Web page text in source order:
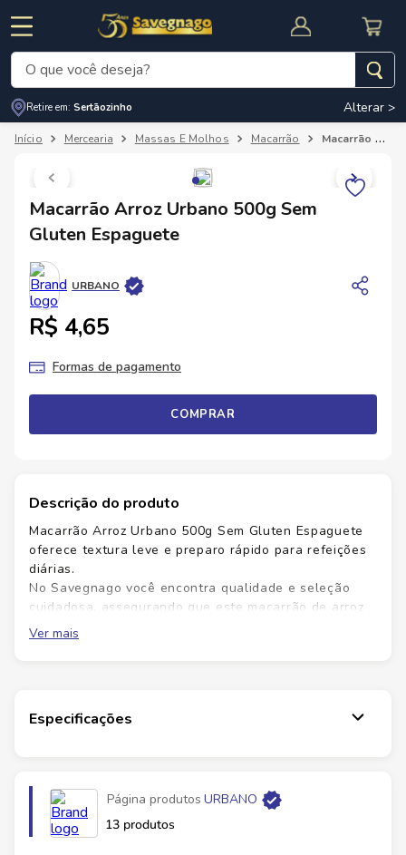
CUPOM DE DESCONTO
O que você deseja?
Retire em: Sertãozinho Alterar >
Mercearia Massas E Molhos Macarrão Macarrão Arroz Urbano 500g Sem Gluten Espaguete
Macarrão Arroz Urbano 500g Sem
Gluten Espaguete
URBANO
R$ 4,65
Formas de pagamento
COMPRAR
Descrição do produto
Macarrão Arroz Urbano 500g Sem Gluten Espaguete
oferece textura leve e preparo rápido para refeições
diárias.
No Savegnago você encontra qualidade e seleção
cuidadosa, assegurando que este macarrão de arroz
urbano sem glúten proporcione sabor agradável, boa
absorção de molhos e versatilidade em receitas
produto. Adquira já e torne as refeições ainda mais
Marca:Sem Marca
Peso:500 g
Ver mais
Especificações
Página produtos URBANO
13 produtos
Termos mais buscados
cafe
3º
cerveja
5º arroz